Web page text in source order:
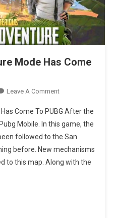
Mode Has Come
Leave A CommentOn
Jungle
Adventure
Mode
Has
Come
Come To PUBG After the
Mobile. In this game, the
followed to the San
before. New mechanisms
to this map. Along with the